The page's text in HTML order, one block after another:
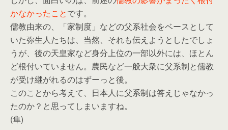
かなかったことです。
儒教由来の、「家制度」などの父系社会をベースとして
いた弥生人たちは、当然、それも伝えようとしたでしょ
うが、後の天皇家など身分上位の一部以外には、ほとん
ど根付いていません。農民など一般大衆に父系制と儒教
が受け継がれるのはずーっと後。
このことから考えて、日本人に父系制は答えじゃなかっ
たのか？と思ってしまいますね。
(隼)